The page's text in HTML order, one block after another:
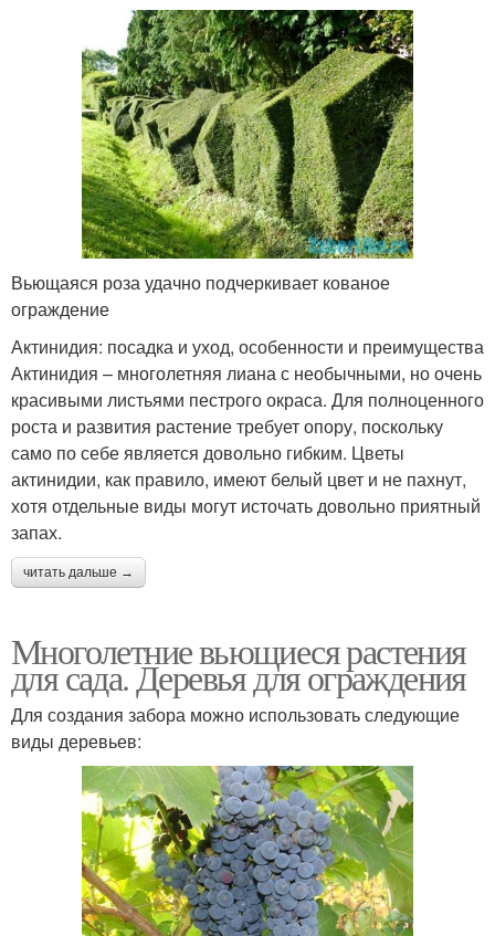
Вьющаяся роза удачно подчеркивает кованое
ограждение
Актинидия: посадка и уход, особенности и преимущества
Актинидия – многолетняя лиана с необычными, но очень
красивыми листьями пестрого окраса. Для полноценного
роста и развития растение требует опору, поскольку
само по себе является довольно гибким. Цветы
актинидии, как правило, имеют белый цвет и не пахнут,
хотя отдельные виды могут источать довольно приятный
запах.
читать дальше →
Многолетние вьющиеся растения
для сада. Деревья для ограждения
Для создания забора можно использовать следующие
виды деревьев: